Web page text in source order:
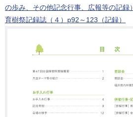
の歩み、その他記念行事、広報等の記録）
育樹祭記録誌（４）p92～123（記録）